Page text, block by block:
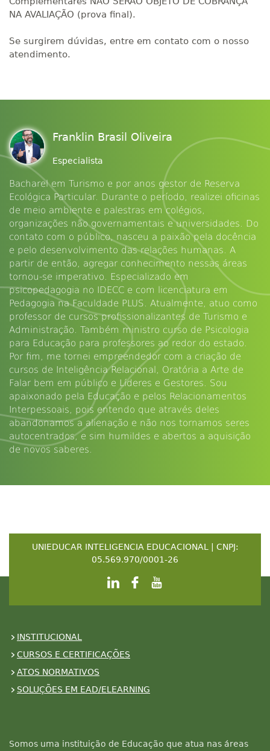
NA AVALIAÇÃO (prova final).
Se surgirem dúvidas, entre em contato com o nosso
atendimento.
Franklin Brasil Oliveira
Especialista
Bacharel em Turismo e por anos gestor de Reserva
Ecológica Particular. Durante o período, realizei oficinas
de meio ambiente e palestras em colégios,
organizações não governamentais e universidades. Do
contato com o público, nasceu a paixão pela docência
e pelo desenvolvimento das relações humanas. A
partir de então, agregar conhecimento nessas áreas
tornou-se imperativo. Especializado em
psicopedagogia no IDECC e com licenciatura em
Pedagogia na Faculdade PLUS. Atualmente, atuo como
professor de cursos profissionalizantes de Turismo e
Administração. Também ministro curso de Psicologia
para Educação para professores ao redor do estado.
Por fim, me tornei empreendedor com a criação de
cursos de Inteligência Relacional, Oratória a Arte de
Falar bem em público e Líderes e Gestores. Sou
apaixonado pela Educação e pelos Relacionamentos
Interpessoais, pois entendo que através deles
abandonamos a alienação e não nos tornamos seres
autocentrados, e sim humildes e abertos a aquisição
de novos saberes.
UNIEDUCAR INTELIGENCIA EDUCACIONAL | CNPJ:
05.569.970/0001-26
INSTITUCIONAL
CURSOS E CERTIFICAÇÕES
ATOS NORMATIVOS
SOLUÇÕES EM EAD/ELEARNING
Somos uma instituição de Educação que atua nas áreas